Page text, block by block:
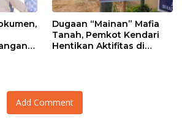
Dugaan “Mainan” Mafia
Tanah, Pemkot Kendari
Hentikan Aktifitas di
Add Comment